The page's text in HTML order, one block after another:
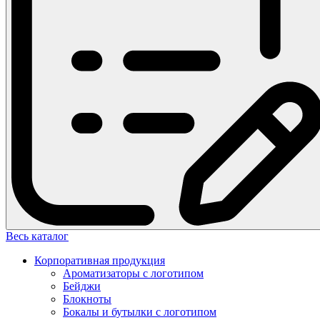
Весь каталог
Корпоративная продукция
Ароматизаторы с логотипом
Бейджи
Блокноты
Бокалы и бутылки с логотипом